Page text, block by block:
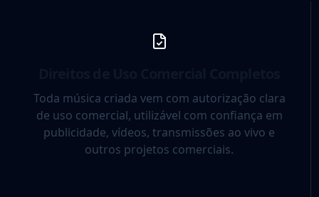
Toda música criada vem com autorização clara
de uso comercial, utilizável com confiança em
publicidade, vídeos, transmissões ao vivo e
outros projetos comerciais.